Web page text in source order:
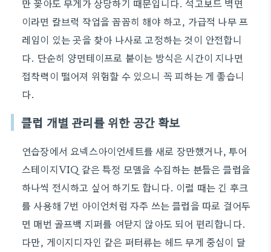
만 꽂아도 무게가 상당하기 때문입니다. 석고보드 벽면
이라면 칼브럭 작업을 꼼꼼히 해야 하고, 가급적 나무 프
레임이 있는 곳을 찾아 나사로 고정하는 것이 안전합니
다. 단순히 양면테이프로 붙이는 방식은 시간이 지나면
접착력이 떨어져 위험할 수 있으니 꼭 피하는 게 좋습니
다.
클럽 개별 관리를 위한 공간 확보
연습장에서 요넥스아이언세트를 새로 장만했거나, 투어
스테이지VIQ 같은 특정 모델을 수집하는 분들은 클럽을
하나씩 전시하고 싶어 하기도 합니다. 이럴 때는 긴 후크
를 사용해 7번 아이언처럼 자주 쓰는 클럽을 따로 걸어두
면 매번 골프백 지퍼를 여닫지 않아도 되어 편리합니다.
다만, 게이지디자인 같은 퍼터류는 헤드 무게 중심이 달